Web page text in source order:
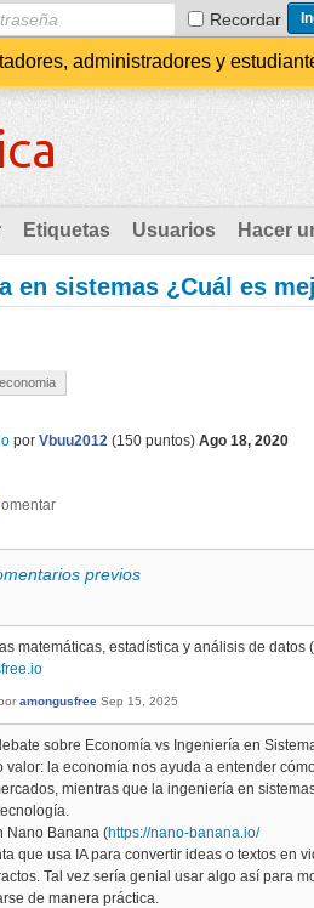
Recordar
administradores y
Etiquetas Usuarios Hacer
en sistemas ¿Cuál es
por Vbuu2012 (150 puntos) Ago 18, 2020
previos
matemáticas, estadística y análisis de
amongusfree Sep 15, 2025
sobre Economía vs Ingeniería en
valor: la economía nos ayuda a entender
mientras que la ingeniería en
Nano Banana (https://nano-banana.io/
que usa IA para convertir ideas o textos en
Tal vez sería genial usar algo así para
de manera práctica.